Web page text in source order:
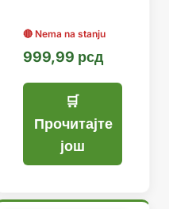
999,99 рсд
Прочитајте
још